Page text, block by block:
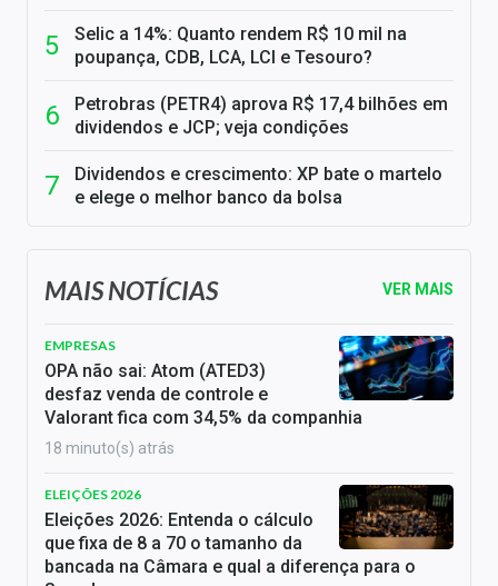
Selic a 14%: Quanto rendem R$ 10 mil na
poupança, CDB, LCA, LCI e Tesouro?
Petrobras (PETR4) aprova R$ 17,4 bilhões em
dividendos e JCP; veja condições
Dividendos e crescimento: XP bate o martelo
e elege o melhor banco da bolsa
MAIS NOTÍCIAS VER MAIS
EMPRESAS
OPA não sai: Atom (ATED3)
desfaz venda de controle e
Valorant fica com 34,5% da companhia
18 minuto(s) atrás
ELEIÇÕES 2026
Eleições 2026: Entenda o cálculo
que fixa de 8 a 70 o tamanho da
bancada na Câmara e qual a diferença para o